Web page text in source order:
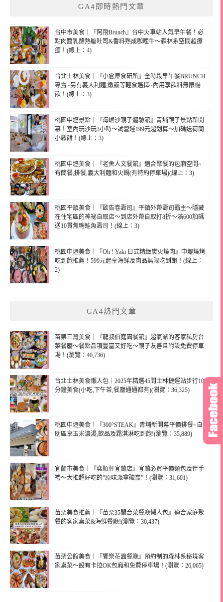
GA4即時熱門文章
台中市美食｜『阿飛Brunch』台中火車站人氣早午餐！必
點肉醬乳酪熱壓吐司&香料熟成咖哩牛～森林系空間超療
癒！(線上：4)
台北士林美食｜『小倉庫食研所』全時段早午餐BRUNCH
專賣~另有義大利麵,燉飯等輕食選擇~內用享飲料無限暢
飲！(線上：3)
桃園中壢景點｜『海嶼沙親子體驗館』青埔親子景點新開
幕！室內玩沙玩3小時～試營運199元超划算～加碼送荷蘭
小鬆餅！(線上：3)
桃園中壢美食｜『老舍人文餐館』適合聚餐的包廂空間~
有簡餐,排餐,義大利麵和火鍋(有特約停車場)(線上：3)
桃園平鎮美食｜『歐告卷壽司』平鎮外帶壽司霸主～隱藏
在住宅區的神祕自取店～到店外帶自取打8折～滿600加碼
送10貫焦糖鮭魚壽司！(線上：3)
桃園中壢美食｜『Oh ! Yaki 日式精緻炭火燒肉』中壢燒烤
吃到飽推薦！599元起享海鮮及肉品無限吃到飽！(線上：
2)
GA4熱門文章
苗栗三灣美食｜『龍叔伯庭園餐館』超氣派的客家私房台
菜餐廳～餐點品項豐富又好吃～親子友善且附設免費停車
場！(瀏覽：40,736)
台北士林美食懶人包｜2025年精選45間士林捷運站步行10
分鐘美食(小吃,下午茶,餐廳通通都有)(瀏覽：36,325)
桃園中壢美食｜『300°STEAK』青埔新開幕平價排餐~自
助區享玉米濃湯,飲品及霜淇淋吃到飽!(瀏覽：35,889)
宜蘭市美食｜『奕順軒宜蘭店』宜蘭必買平價麵包及伴手
禮～大推超好吃的”原味派拿破崙”！(瀏覽：31,601)
苗栗美食推薦｜『苗栗35間合菜餐廳懶人包』適合家庭聚
餐的客家桌菜&海鮮餐廳!(瀏覽：30,437)
苗栗公館美食｜『饗樂花園餐廳』預約制的森林系秘境客
家桌菜～設有卡拉OK包廂和免費停車場！(瀏覽：26,065)